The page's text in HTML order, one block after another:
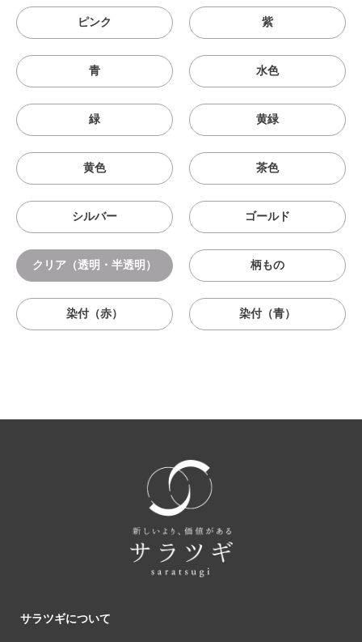
ピンク 紫
青 水色
緑 黄緑
黄色 茶色
シルバー ゴールド
クリア（透明・半透明） 柄もの
染付（赤） 染付（青）
サラツギについて